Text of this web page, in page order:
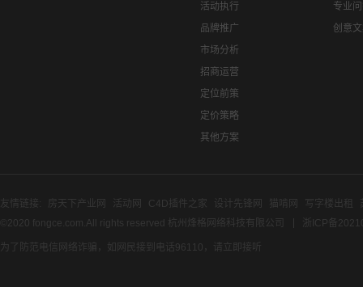
活动执行
品牌推广
市场分析
招商运营
定位前策
定价策略
其他方案
专业
创意
友情链接: 房天下产业网 活动网 C4D插件之家 设计先锋网 猫啃网 写字楼出租
©2020 fongce.com.All rights reserved 杭州烽格网络科技有限公司
浙ICP备
为了防范电信网络诈骗，如网民接到电话96110，请立即接听